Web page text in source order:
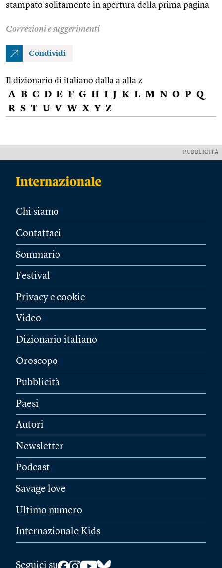
stampato solitamente in apertura della prima pagina
Correzioni e suggerimenti
Condividi
Il dizionario di italiano dalla a alla z
A B C D E F G H I J K L M N O P Q
R S T U V W X Y Z
PUBBLICITÀ
Chi siamo
Contattaci
Sommario
Festival
Privacy e cookie
Video
Dizionario italiano
Oroscopo
Pubblicità
Paesi
Autori
Newsletter
Podcast
Savage love
Ultimo numero
Internazionale Kids
Seguici su